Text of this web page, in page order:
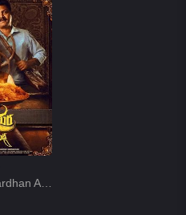
主演：Janardhan Achari